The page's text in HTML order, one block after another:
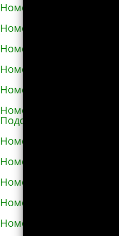
Номера телефонов
Номера телефонов
Номера телефонов
Номера телефонов
Номера телефонов
Номера телефонов
Подольском
Номера телефонов
Номера телефонов
Номера телефонов
Номера телефонов
Номера телефонов